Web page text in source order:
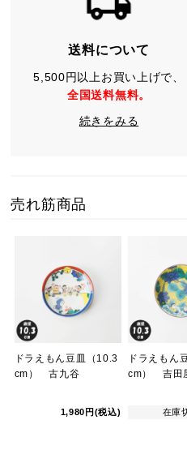
送料について
5,500円以上お買い上げで、
全国送料無料。
続きをみる
売れ筋商品
ドラえもん豆皿（10.3
cm） 古九谷
1,980円(税込)
ドラえもん
cm） 吉田
在庫